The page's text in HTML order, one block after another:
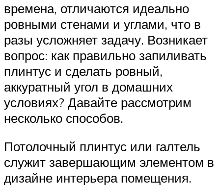
времена, отличаются идеально
ровными стенами и углами, что в
разы усложняет задачу. Возникает
вопрос: как правильно запиливать
плинтус и сделать ровный,
аккуратный угол в домашних
условиях? Давайте рассмотрим
несколько способов.
Потолочный плинтус или галтель
служит завершающим элементом в
дизайне интерьера помещения.